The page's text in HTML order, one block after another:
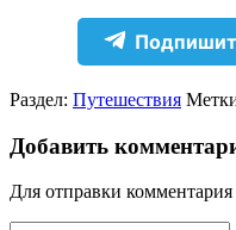
Раздел: Путешествия
Добавить
Для отправки